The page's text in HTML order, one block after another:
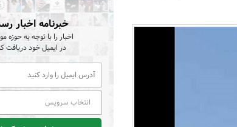
خبرنامه اخبار
اخبار را با توجه به حوزه
در ایمیل خود دریافت
انتخاب سرویس